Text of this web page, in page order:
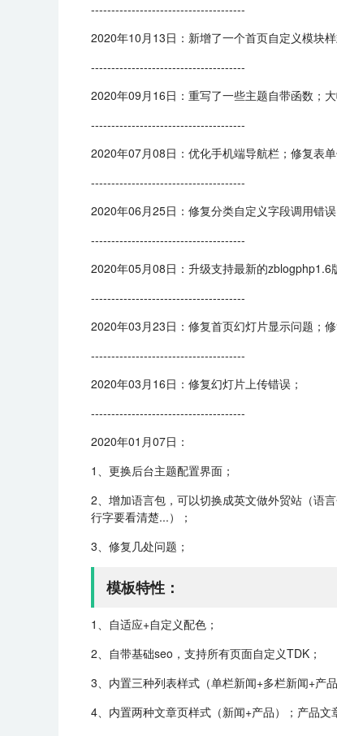
--------------------------------------
2020年10月13日：新增了一个首页自定义模块
--------------------------------------
2020年09月16日：重写了一些主题自带函数；
--------------------------------------
2020年07月08日：优化手机端导航栏；修复表
--------------------------------------
2020年06月25日：修复分类自定义字段调用错
--------------------------------------
2020年05月08日：升级支持最新的zblogphp1.6
--------------------------------------
2020年03月23日：修复首页幻灯片显示问题；
--------------------------------------
2020年03月16日：修复幻灯片上传错误；
--------------------------------------
2020年01月07日：
1、更换后台主题配置界面；
2、增加语言包，可以切换成英文做外贸站（语
行字要看清楚...）；
3、修复几处问题；
模板特性：
1、自适应+自定义配色；
2、自带基础seo，支持所有页面自定义TDK；
3、内置三种列表样式（单栏新闻+多栏新闻+产
4、内置两种文章页样式（新闻+产品）；产品